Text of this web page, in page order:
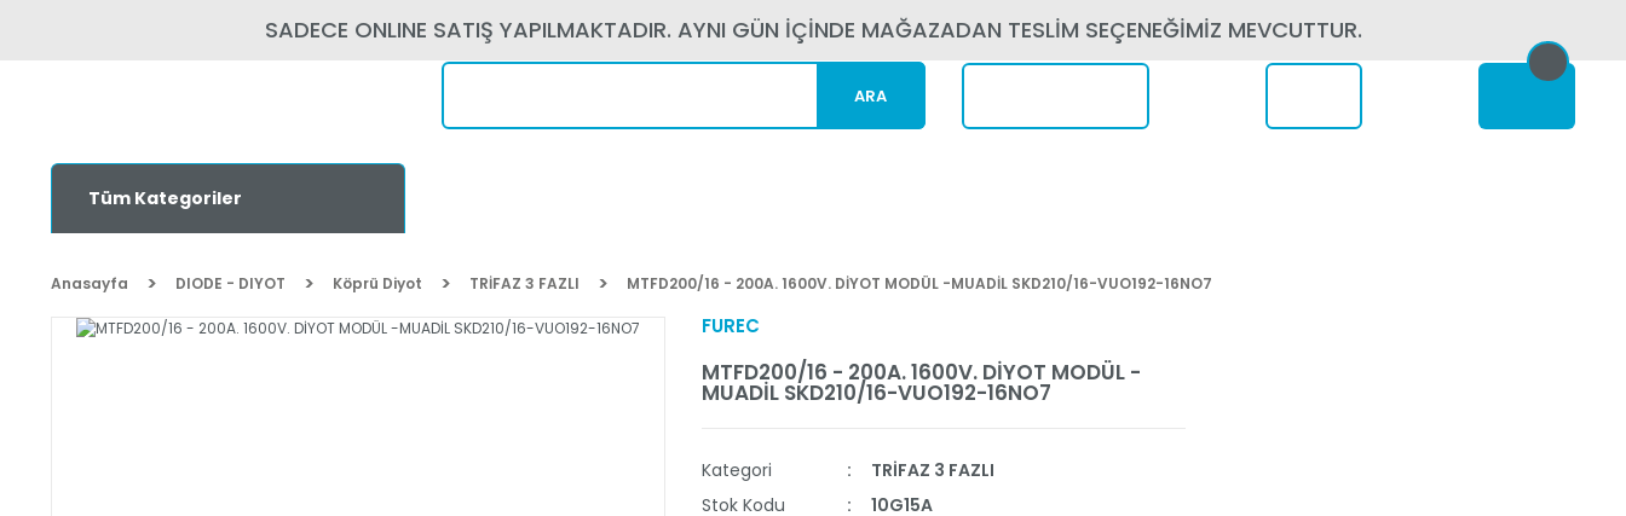
SADECE ONLINE SATIŞ YAPILMAKTADIR. AYNI GÜN İÇİNDE MAĞAZADAN TESLİM SEÇENEĞİMİZ MEVCUTTUR.
ARA
Tüm Kategoriler
Anasayfa DIODE - DIYOT Köprü Diyot TRİFAZ 3 FAZLI MTFD200/16 - 200A. 1600V. DİYOT MODÜL -MUADİL SKD210/16-VUO192-16NO7
FUREC
MTFD200/16 - 200A. 1600V. DİYOT MODÜL -
MUADİL SKD210/16-VUO192-16NO7
Kategori
TRİFAZ 3 FAZLI
Stok Kodu
10G15A